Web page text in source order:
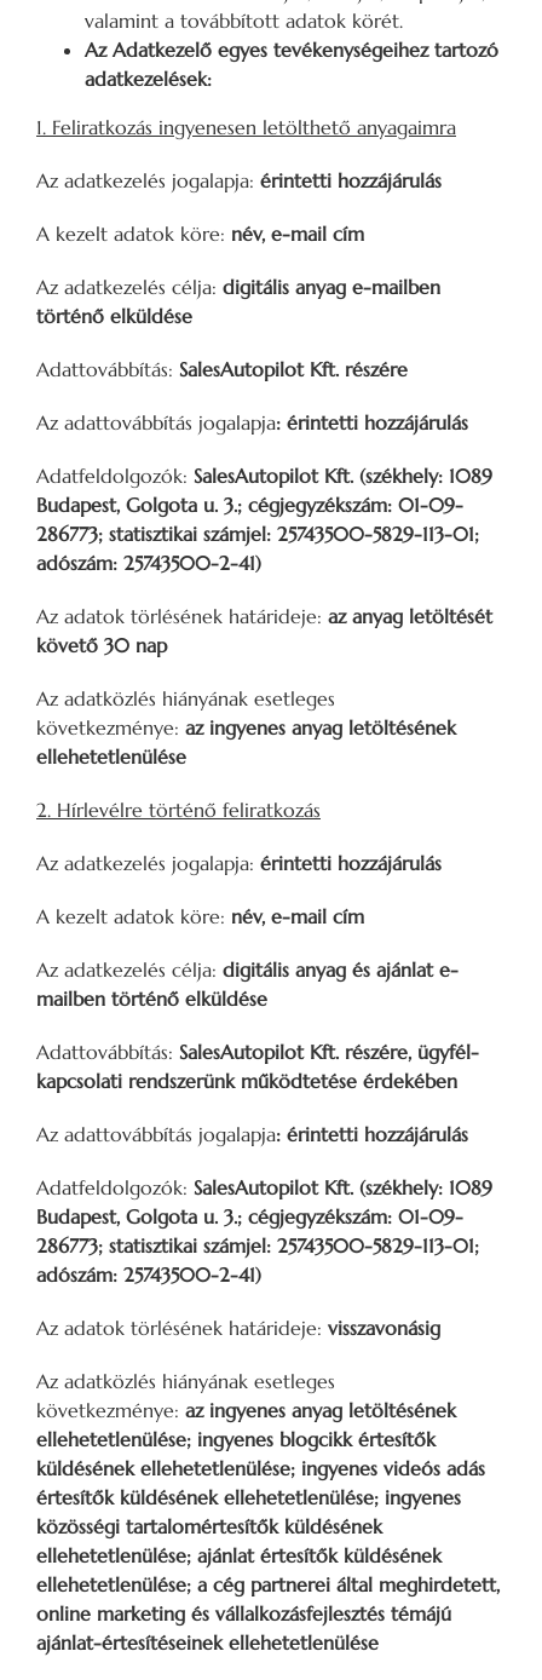
valamint a továbbított adatok körét.
Az Adatkezelő egyes tevékenységeihez tartozó
adatkezelések:
1. Feliratkozás ingyenesen letölthető anyagaimra
Az adatkezelés jogalapja: érintetti hozzájárulás
A kezelt adatok köre: név, e-mail cím
Az adatkezelés célja: digitális anyag e-mailben
történő elküldése
Adattovábbítás: SalesAutopilot Kft. részére
Az adattovábbítás jogalapja: ­érintetti hozzájárulás
Adatfeldolgozók: SalesAutopilot Kft. (székhely: 1089
Budapest, Golgota u. 3.; cégjegyzékszám: 01-09-
286773; statisztikai számjel: 25743500-5829-113-01;
adószám: 25743500-2-41)
Az adatok törlésének határideje: az anyag letöltését
követő 30 nap
Az adatközlés hiányának esetleges
következménye: az ingyenes anyag letöltésének
ellehetetlenülése
2. Hírlevélre történő feliratkozás
Az adatkezelés jogalapja: érintetti hozzájárulás
A kezelt adatok köre: név, e-mail cím
Az adatkezelés célja: digitális anyag és ajánlat e-
mailben történő elküldése
Adattovábbítás: SalesAutopilot Kft. részére, ügyfél-
kapcsolati rendszerünk működtetése érdekében
Az adattovábbítás jogalapja: ­érintetti hozzájárulás
Adatfeldolgozók: SalesAutopilot Kft. (székhely: 1089
Budapest, Golgota u. 3.; cégjegyzékszám: 01-09-
286773; statisztikai számjel: 25743500-5829-113-01;
adószám: 25743500-2-41)
Az adatok törlésének határideje: visszavonásig
Az adatközlés hiányának esetleges
következménye: az ingyenes anyag letöltésének
ellehetetlenülése; ingyenes blogcikk értesítők
küldésének ellehetetlenülése; ingyenes videós adás
értesítők küldésének ellehetetlenülése; ingyenes
közösségi tartalomértesítők küldésének
ellehetetlenülése; ajánlat értesítők küldésének
ellehetetlenülése; a cég partnerei által meghirdetett,
online marketing és vállalkozásfejlesztés témájú
ajánlat-értesítéseinek ellehetetlenülése